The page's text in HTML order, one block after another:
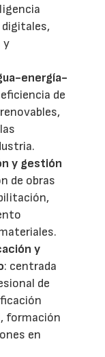
y
energía-
de
y gestión
de obras
y
: centrada
de
formación
en